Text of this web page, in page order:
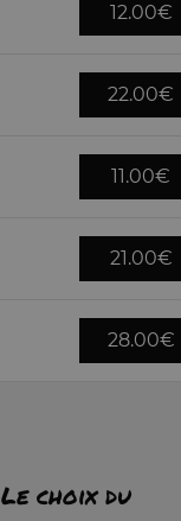
12.00€
22.00€
11.00€
21.00€
28.00€
Le choix du